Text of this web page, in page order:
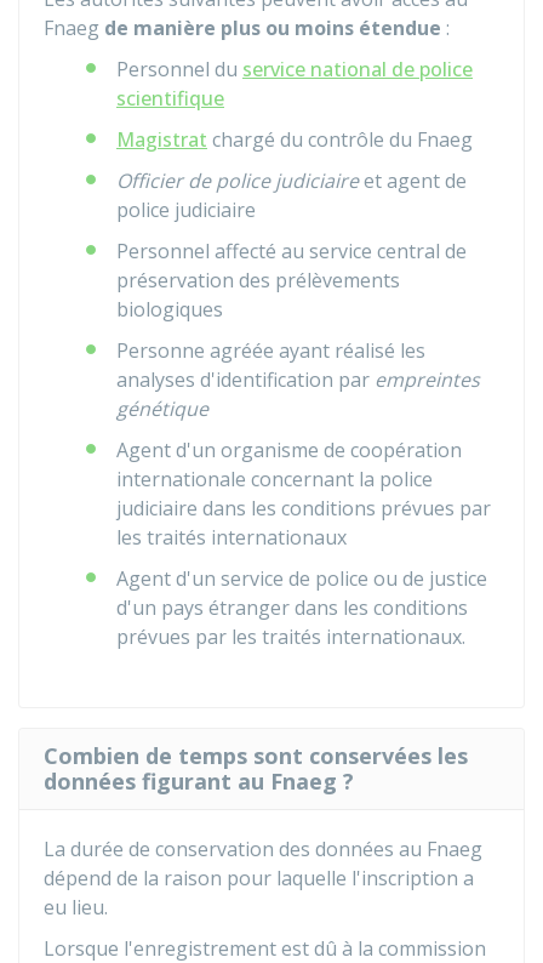
Fnaeg de manière plus ou moins étendue :
Personnel du service national de police
scientifique
Magistrat chargé du contrôle du Fnaeg
Officier de police judiciaireet agent de
police judiciaire
Personnel affecté au service central de
préservation des prélèvements
biologiques
Personne agréée ayant réalisé les
analyses d'identification par empreintes
génétique
Agent d'un organisme de coopération
internationale concernant la police
judiciaire dans les conditions prévues par
les traités internationaux
Agent d'un service de police ou de justice
d'un pays étranger dans les conditions
prévues par les traités internationaux.
Combien de temps sont conservées les
données figurant au Fnaeg ?
La durée de conservation des données au Fnaeg
dépend de la raison pour laquelle l'inscription a
eu lieu.
Lorsque l'enregistrement est dû à la commission